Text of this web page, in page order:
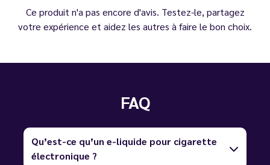
Ce produit n'a pas encore d'avis. Testez-le, partagez
votre expérience et aidez les autres à faire le bon choix.
FAQ
Qu’est-ce qu’un e-liquide pour cigarette
électronique ?